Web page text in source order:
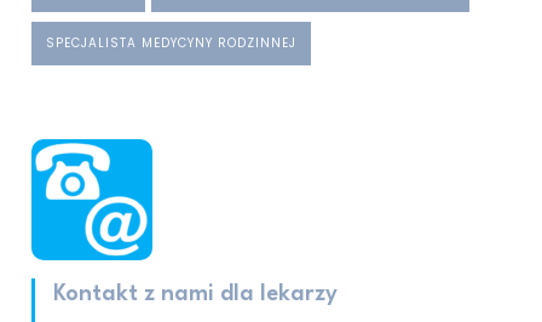
SPECJALISTA MEDYCYNY RODZINNEJ
Kontakt z nami dla lekarzy